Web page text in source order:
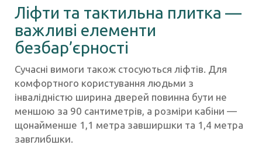
Ліфти та тактильна плитка —
важливі елементи
безбар’єрності
Сучасні вимоги також стосуються ліфтів. Для
комфортного користування людьми з
інвалідністю ширина дверей повинна бути не
меншою за 90 сантиметрів, а розміри кабіни —
щонайменше 1,1 метра завширшки та 1,4 метра
завглибшки.